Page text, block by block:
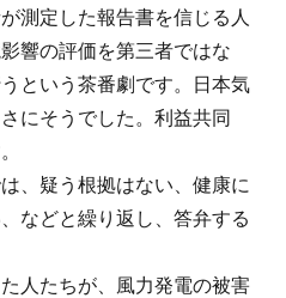
測定した報告書を信じる人
響の評価を第三者ではな
という茶番劇です。日本気
にそうでした。利益共同
、疑う根拠はない、健康に
などと繰り返し、答弁する
人たちが、風力発電の被害